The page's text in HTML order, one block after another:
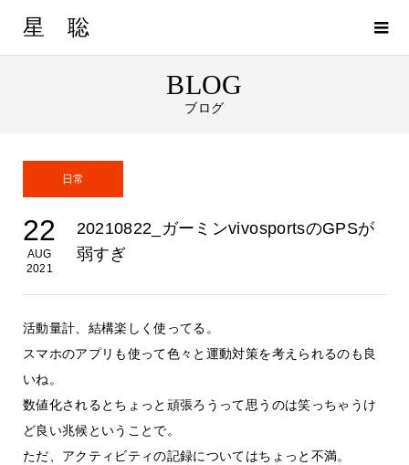
星 聡
BLOG
ブログ
日常
22
AUG
2021
20210822_ガーミンvivosportsのGPSが
弱すぎ
活動量計、結構楽しく使ってる。
スマホのアプリも使って色々と運動対策を考えられるのも良
いね。
数値化されるとちょっと頑張ろうって思うのは笑っちゃうけ
ど良い兆候ということで。
ただ、アクティビティの記録についてはちょっと不満。